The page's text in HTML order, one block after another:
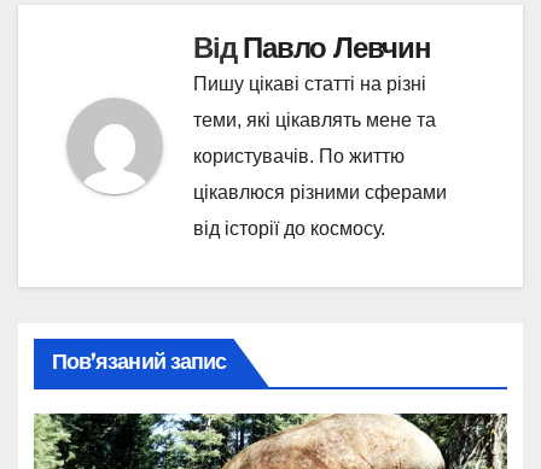
ВідПавло Левчин
Пишу цікаві статті на різні
теми, які цікавлять мене та
користувачів. По життю
цікавлюся різними сферами
від історії до космосу.
Пов’язаний запис